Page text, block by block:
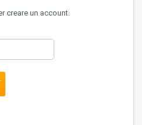
creare un account.